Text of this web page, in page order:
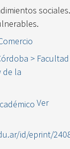
sociales.
> Facultad
de la
Ver
id/eprint/